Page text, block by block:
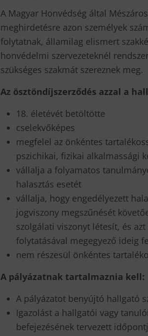
A Magyar Honvédség által
meghirdetésre azon személyek
folytatnak, államilag elismert
honvédelmi szervezeteknél
szükséges szakmát szereznek meg.
Az ösztöndíjszerződés azzal a
18. életévét betöltötte
cselekvőképes
megfelel az önkéntes
pszichikai, fizikai alkalmassági
vállalja a folyamatos
halasztás esetét
vállalja, hogy engedélyezett
jogviszony megszűnését
szolgálati viszonyt létesít, és
folytatásával megegyező ideig
nem részesül önkéntes
A pályázatnak tartalmaznia kell:
A pályázatot benyújtó hallgató
Igazolást a hallgatói vagy
befejezésének tervezett